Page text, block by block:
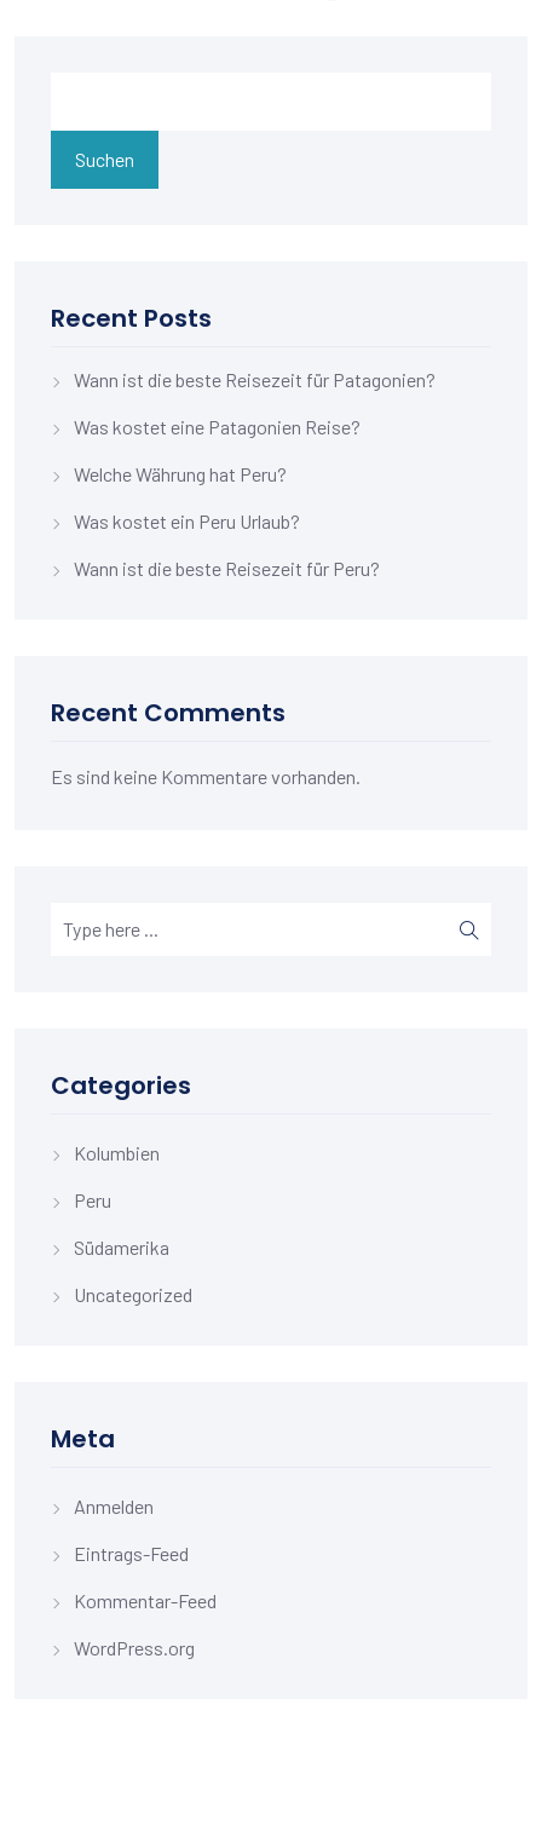
Suchen
Recent Posts
Wann ist die beste Reisezeit für Patagonien?
Was kostet eine Patagonien Reise?
Welche Währung hat Peru?
Was kostet ein Peru Urlaub?
Wann ist die beste Reisezeit für Peru?
Recent Comments
Es sind keine Kommentare vorhanden.
Categories
Kolumbien
Peru
Südamerika
Uncategorized
Meta
Anmelden
Eintrags-Feed
Kommentar-Feed
WordPress.org